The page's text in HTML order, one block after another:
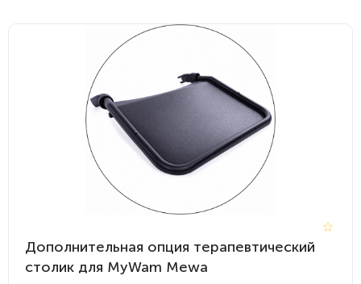
Дополнительная опция терапевтический
столик для MyWam Mewa